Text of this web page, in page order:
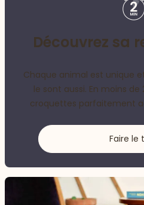
Découvrez sa
Chaque animal est unique
le sont aussi. En moins
croquettes parfaitement
Faire le